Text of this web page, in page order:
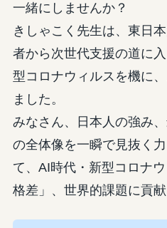
一緒にしませんか？
きしゃこく先生は、東日
者から次世代支援の道に
型コロナウィルスを機に
ました。
みなさん、日本人の強み
の全体像を一瞬で見抜く
て、AI時代・新型コロナ
格差」、世界的課題に貢